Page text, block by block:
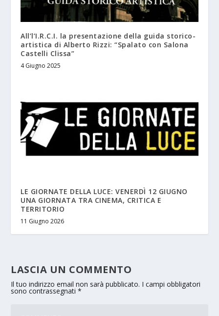
All’l’I.R.C.I. la presentazione della guida storico-
artistica di Alberto Rizzi: “Spalato con Salona
Castelli Clissa”
4 Giugno 2025
LE GIORNATE DELLA LUCE: VENERDÌ 12 GIUGNO
UNA GIORNATA TRA CINEMA, CRITICA E
TERRITORIO
11 Giugno 2026
LASCIA UN COMMENTO
Il tuo indirizzo email non sarà pubblicato. I campi obbligatori
sono contrassegnati*